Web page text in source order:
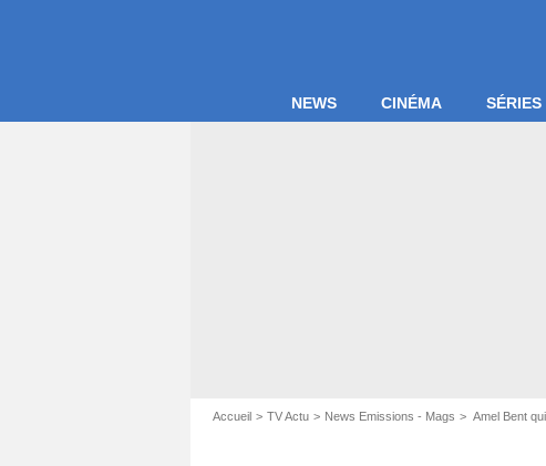
NEWS CINÉMA SÉRIES
Accueil TV Actu News Emissions - Mags Amel Bent